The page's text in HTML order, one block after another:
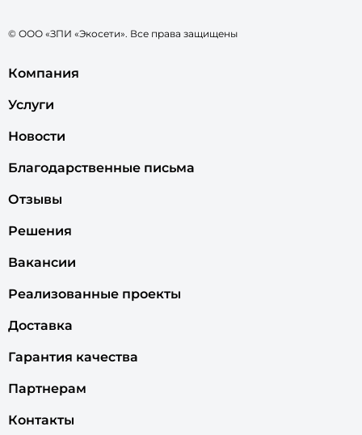
© ООО «ЗПИ «Экосети». Все права защищены
Компания
Услуги
Новости
Благодарственные письма
Отзывы
Решения
Вакансии
Реализованные проекты
Доставка
Гарантия качества
Партнерам
Контакты